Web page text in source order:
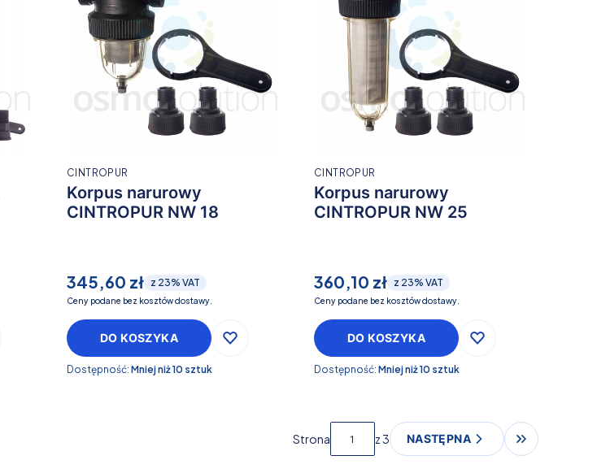
Korpus narurowy
CINTROPUR NW 18
CINTROPUR
345,60 zł z 23% VAT
Ceny podane bez kosztów dostawy.
DO KOSZYKA
Dostępność: Mniej niż 10 sztuk
Korpus narurowy
CINTROPUR NW 25
CINTROPUR
360,10 zł z 23% VAT
Ceny podane bez kosztów dostawy.
DO KOSZYKA
Dostępność: Mniej niż 10 sztuk
Strona z 3 NASTĘPNA Przejdź do